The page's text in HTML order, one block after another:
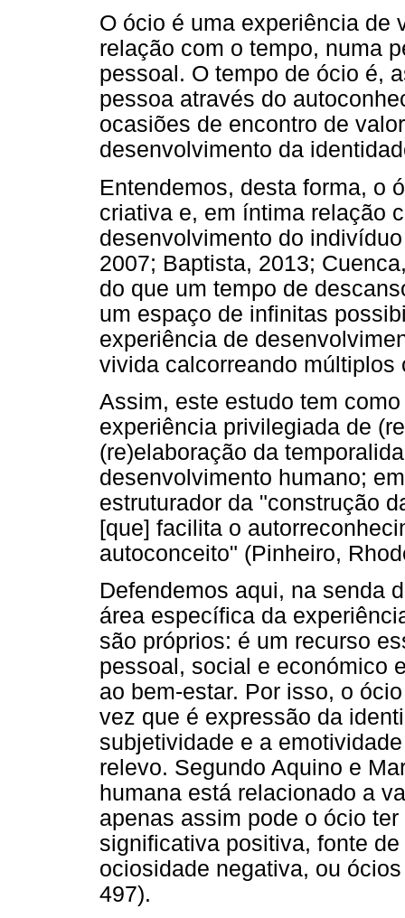
O ócio é uma experiência de
relação com o tempo, numa
pessoal. O tempo de ócio é,
pessoa através do
ocasiões de encontro de
desenvolvimento da
Entendemos, desta forma, o
criativa e, em íntima relação
desenvolvimento do
2007; Baptista, 2013;
do que um tempo de
um espaço de infinitas
experiência de
vivida calcorreando múltiplos
Assim, este estudo tem
experiência privilegiada de
(re)elaboração da
desenvolvimento humano;
estruturador da "construção
[que] facilita o
autoconceito" (Pinheiro,
Defendemos aqui, na senda
área específica da
são próprios: é um recurso
pessoal, social e económico
ao bem-estar. Por isso, o
vez que é expressão da
subjetividade e a
relevo. Segundo Aquino e
humana está relacionado a
apenas assim pode o ócio
significativa positiva, fonte
ociosidade negativa, ou
497).